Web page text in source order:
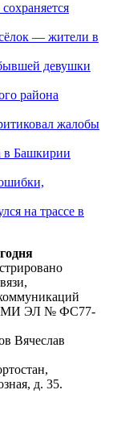
— жители в
девушки
района
жалобы
в Башкирии
на трассе в
СМИ ЭЛ № ФС77-
Вячеслав
д. 35.